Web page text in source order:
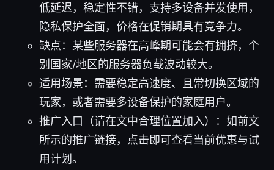
低延迟，稳定性不错，支持多设备并发使用，
隐私保护全面，价格在促销期具有竞争力。
缺点：某些服务器在高峰期可能会有拥挤，个
别国家/地区的服务器负载波动较大。
适用场景：需要稳定高速度、且常切换区域的
玩家，或者需要多设备保护的家庭用户。
推广入口（请在文中合理位置加入）：如前文
所示的推广链接，点击即可查看当前优惠与试
用计划。